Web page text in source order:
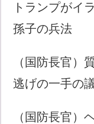
トランプがイ
孫子の兵法
（国防長官）
逃げの一手の
（国防長官）